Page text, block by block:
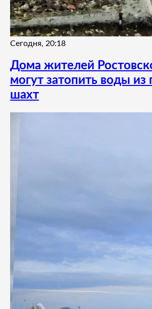
Сегодня, 20:18
Дома жителей
могут затопить воды
шахт